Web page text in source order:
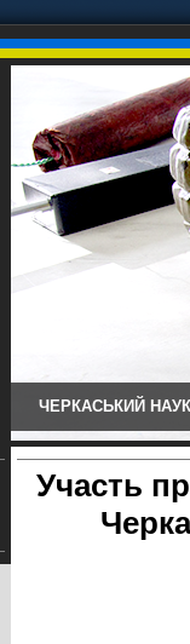
ЧЕРКАСЬКИЙ
Участь